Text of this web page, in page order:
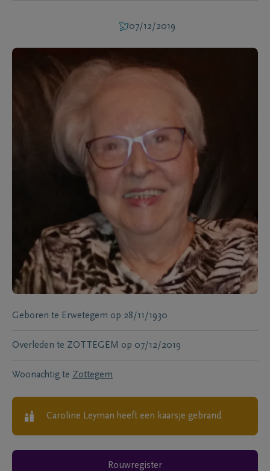
07/12/2019
Geboren te Erwetegem op 28/11/1930
Overleden te ZOTTEGEM op 07/12/2019
Woonachtig te Zottegem
Caroline Leyman heeft een kaarsje gebrand.
Rouwregister